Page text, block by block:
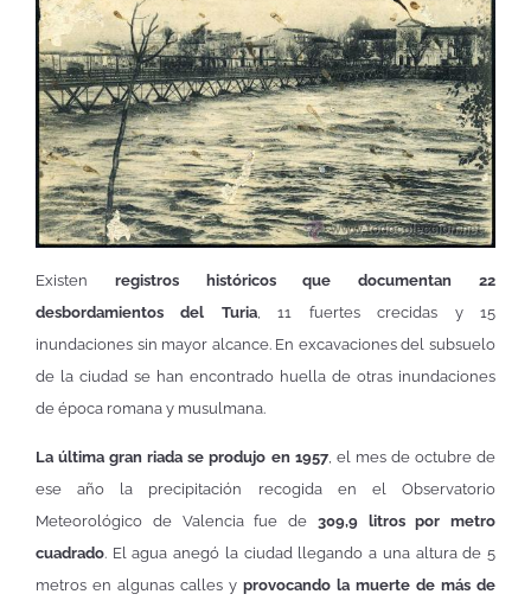
Existen registros históricos que documentan 22
desbordamientos del Turia, 11 fuertes crecidas y 15
inundaciones sin mayor alcance. En excavaciones del subsuelo
de la ciudad se han encontrado huella de otras inundaciones
de época romana y musulmana.
La última gran riada se produjo en 1957, el mes de octubre de
ese año la precipitación recogida en el Observatorio
Meteorológico de Valencia fue de 309,9 litros por metro
cuadrado. El agua anegó la ciudad llegando a una altura de 5
metros en algunas calles y provocando la muerte de más de